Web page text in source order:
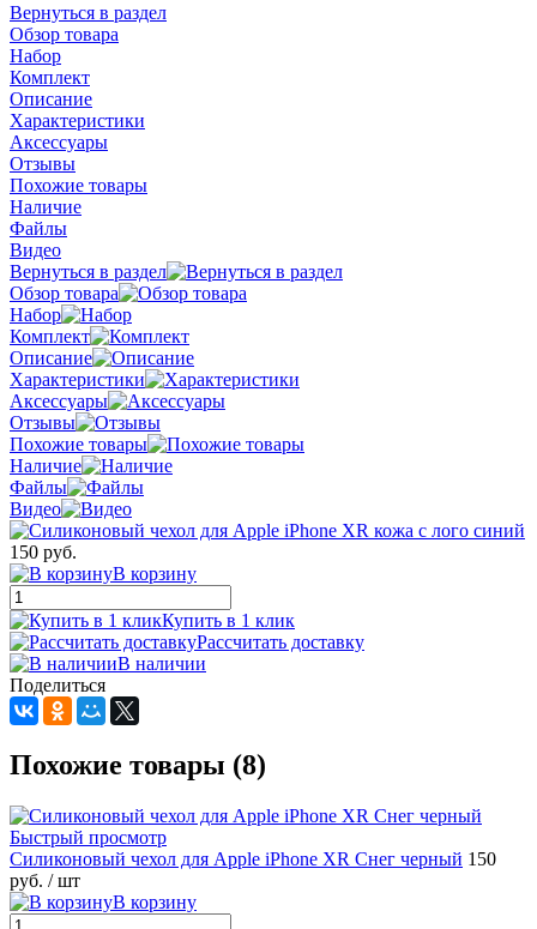
Вернуться в раздел
Обзор товара
Набор
Комплект
Описание
Характеристики
Аксессуары
Отзывы
Похожие товары
Наличие
Файлы
Видео
Вернуться в раздел
Обзор товара
Набор
Комплект
Описание
Характеристики
Аксессуары
Отзывы
Похожие товары
Наличие
Файлы
Видео
150 руб.
В корзину
Купить в 1 клик
Рассчитать доставку
В наличии
Поделиться
Похожие товары (8)
Быстрый просмотр
Силиконовый чехол для Apple iPhone XR Снег черный 150
руб. / шт
В корзину